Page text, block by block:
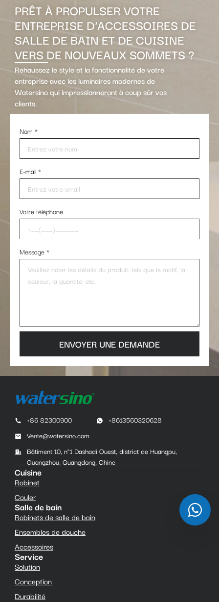
PRÊT À PROPULSER VOTRE
ENTREPRISE D'ACCESSOIRES DE
SALLE DE BAIN ET DE CUISINE
VERS DE NOUVEAUX SOMMETS ?
Rehaussez le style et la fonctionnalité de votre
entreprise avec les luminaires modernes de
Watersino qui impressionneront à coup sûr vos
clients.
Nom *
E-mail*
Votre téléphone
Message*
ENVOYER UNE DEMANDE
+86 82300900
+8613560320628
Vente@watersino.com
Bâtiment 10, n°1 Dashadi Ouest, district de Huangpu,
Guangzhou, Guangdong, Chine
Cuisine
Robinet
Couler
Salle de bain
Robinets de salle de bain
Ensembles de douche
Accessoires
Service
Solution
Conception
Durabilité